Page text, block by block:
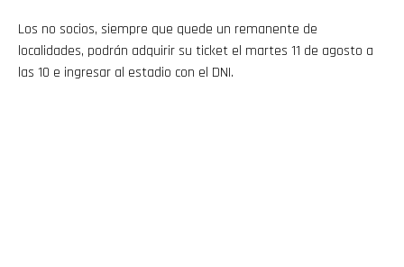
Los no socios, siempre que quede un remanente de
localidades, podrán adquirir su ticket el martes 11 de agosto a
las 10 e ingresar al estadio con el DNI.